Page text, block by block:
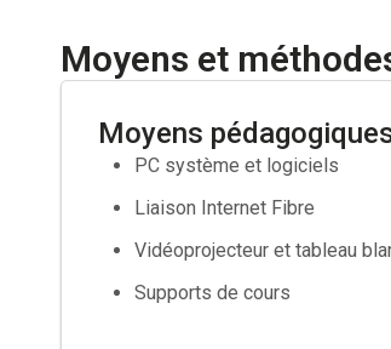
sont pas suffisante.
Établir la fiche de poste
Réaliser le positionnement du
Élaborer un parcours formation
Faire valider votre projet par votre
Si besoin faire une demande de
Moyens et
Moyens
PC système et logiciels
Liaison Internet Fibre
Vidéoprojecteur et tableau
Supports de cours